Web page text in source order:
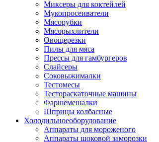
Миксеры для коктейлей
Мукопросеиватели
Мясорубки
Мясорыхлители
Овощерезки
Пилы для мяса
Прессы для гамбургеров
Слайсеры
Соковыжималки
Тестомесы
Тестораскаточные машины
Фаршемешалки
Шприцы колбасные
Холодильноеоборудование
Аппараты для мороженого
Аппараты шоковой заморозки